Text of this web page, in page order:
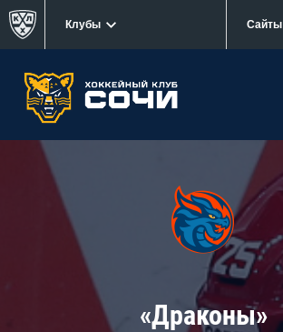
Клубы Сайты
«Драконы»